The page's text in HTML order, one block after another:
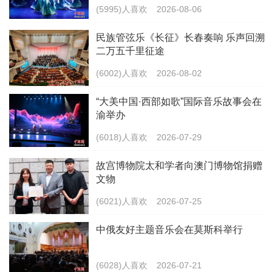
(5995)人喜欢 2026-08-06
民族管弦乐《长征》长春奏响 乐声回溯
二万五千里征途
(6002)人喜欢 2026-08-02
“大美中国·西部如歌”国际音乐故事会在
渝举办
(6018)人喜欢 2026-07-29
故宫博物院太和学者向澳门博物馆捐赠
文物
(6021)人喜欢 2026-07-25
中俄友好主题音乐会在莫斯科举行
(6028)人喜欢 2026-07-21